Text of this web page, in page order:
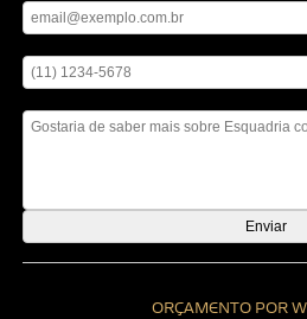
ORÇAMENTO POR